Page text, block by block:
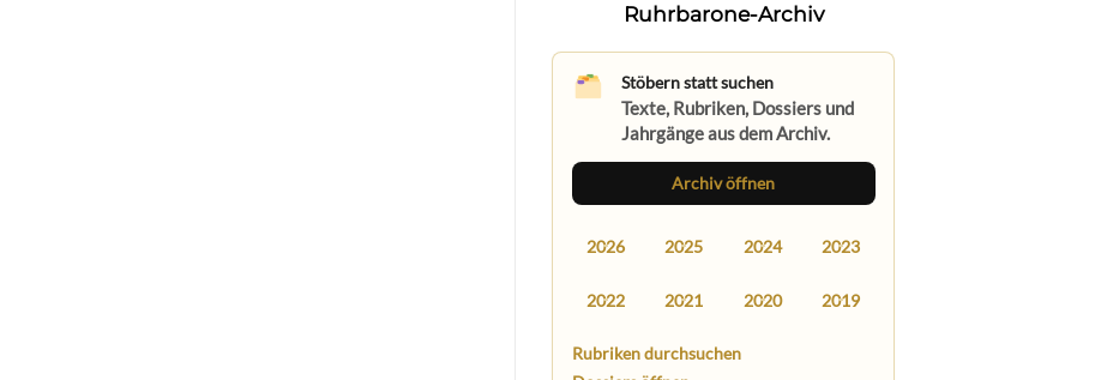
Ruhrbarone-Archiv
Stöbern statt suchen
Texte, Rubriken, Dossiers und
Jahrgänge aus dem Archiv.
Archiv öffnen
2026 2025 2024 2023
2022 2021 2020 2019
Rubriken durchsuchen